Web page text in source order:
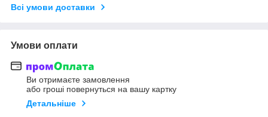
Всі умови доставки
Умови оплати
Ви отримаєте замовлення
або гроші повернуться на вашу картку
Детальніше